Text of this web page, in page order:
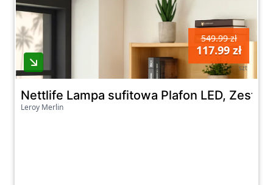
549.99 zł
117.99 zł
szt
Nettlife Lampa sufitowa Plafon LED,
Leroy Merlin